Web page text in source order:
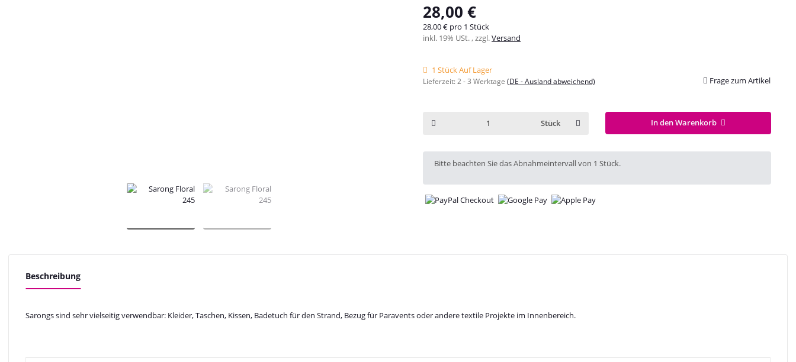
28,00 €
28,00 € pro 1 Stück
inkl. 19% USt. , zzgl.Versand
1 Stück Auf Lager
Lieferzeit:2 - 3 Werktage (DE - Ausland abweichend) Frage zum Artikel
Stück In den Warenkorb
x
Bitte beachten Sie das Abnahmeintervall von 1 Stück.
Beschreibung
Sarongs sind sehr vielseitig verwendbar: Kleider, Taschen, Kissen, Badetuch für den Strand, Bezug für Paravents oder andere textile Projekte im Innenbereich.